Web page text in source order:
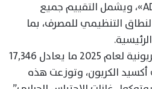
الإسلامي- مصر ADIB-Egypt»، ويشمل التقييم جميع
التنظيمي للمصرف، بما
وسجل إجمالي البصمة الكربونية لعام 2025 ما يعادل 17,346
الكربون، وتوزعت هذه